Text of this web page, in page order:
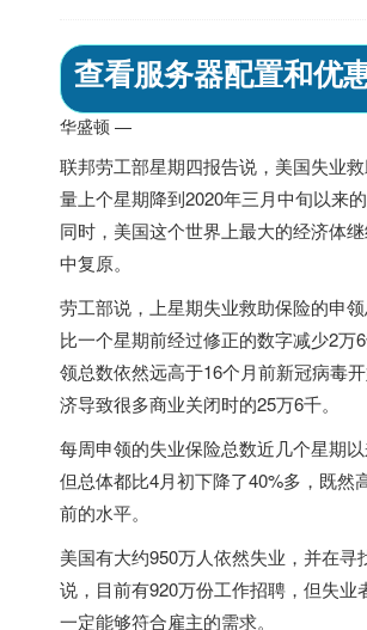
查看服务器配置和优
华盛顿 —
联邦劳工部星期四报告说， 美国失业
量上个星期降到2020年三月中旬以来
同时， 美国这个世界上最大的经济体
中复原。
劳工部说，上星期失业救助保险的申领
比一个星期前经过修正的数字减少2万
领总数依然远高于16个月前新冠病毒
济导致很多商业关闭时的25万6千。
每周申领的失业保险总数近几个星期以
但总体都比4月初下降了40%多，既然
前的水平。
美国有大约950万人依然失业，并在寻
说，目前有920万份工作招聘，但失业
一定能够符合雇主的需求。